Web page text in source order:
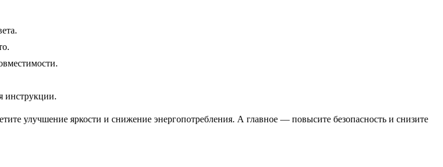
инструкции.
улучшение яркости и снижение энергопотребления. А главное — повысите безопасность и снизите